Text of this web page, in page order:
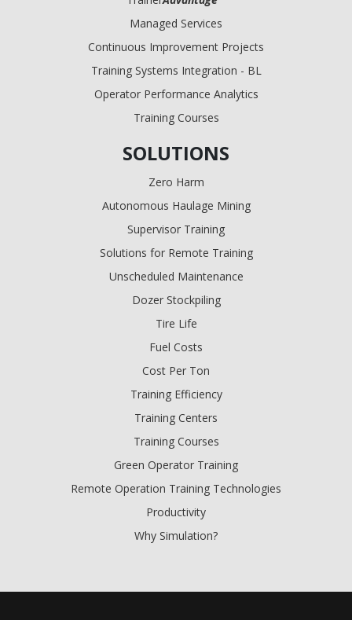
Managed Services
Continuous Improvement Projects
Training Systems Integration - BL
Operator Performance Analytics
Training Courses
SOLUTIONS
Zero Harm
Autonomous Haulage Mining
Supervisor Training
Solutions for Remote Training
Unscheduled Maintenance
Dozer Stockpiling
Tire Life
Fuel Costs
Cost Per Ton
Training Efficiency
Training Centers
Training Courses
Green Operator Training
Remote Operation Training Technologies
Productivity
Why Simulation?